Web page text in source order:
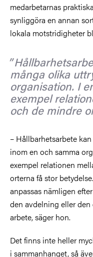
medarbetarnas
synliggöra en annan
lokala motstridigheter
många olika
organisation. I
exempel
och de mindre
– Hållbarhetsarbete
inom en och samma
exempel relationen
orterna få stor
anpassas nämligen
den avdelning eller
arbete, säger hon.
Det finns inte heller
i sammanhanget, så